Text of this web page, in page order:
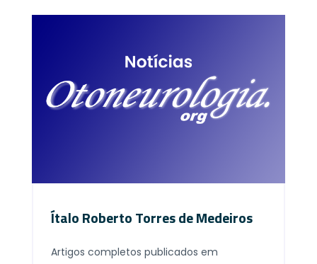
esteve presente para acompanhar de
conceitos apresentados por grandes
nomes na área. Compareceram os Drs.
Italo Medeiros, Jeanne Oticica, Arlindo Lima
Ítalo Roberto Torres de Medeiros
Artigos completos publicados em